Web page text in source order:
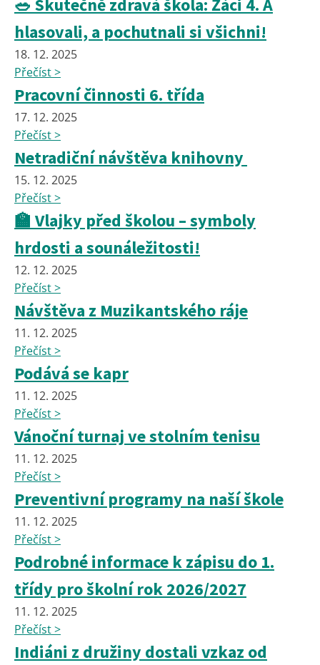
hlasovali, a pochutnali si všichni!
18. 12. 2025
Přečíst >
Pracovní činnosti 6. třída
17. 12. 2025
Přečíst >
Netradiční návštěva knihovny
15. 12. 2025
Přečíst >
🏫 Vlajky před školou – symboly
hrdosti a sounáležitosti!
12. 12. 2025
Přečíst >
Návštěva z Muzikantského ráje
11. 12. 2025
Přečíst >
Podává se kapr
11. 12. 2025
Přečíst >
Vánoční turnaj ve stolním tenisu
11. 12. 2025
Přečíst >
Preventivní programy na naší škole
11. 12. 2025
Přečíst >
Podrobné informace k zápisu do 1.
třídy pro školní rok 2026/2027
11. 12. 2025
Přečíst >
Indiáni z družiny dostali vzkaz od